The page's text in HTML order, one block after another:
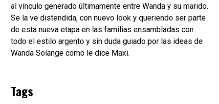
al vínculo generado últimamente entre Wanda y su marido.
Se la ve distendida, con nuevo look y queriendo ser parte
de esta nueva etapa en las familias ensambladas con
todo el estilo argento y sin duda guiado por las ideas de
Wanda Solange como le dice Maxi.
Tags